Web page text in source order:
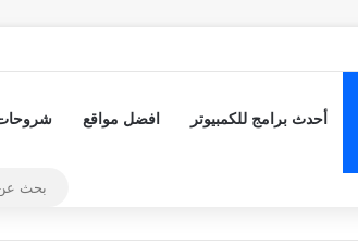
أحدث برامج للكمبيوتر افضل مواقع